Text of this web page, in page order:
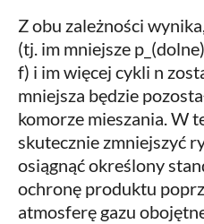
Z obu zależności
(tj. im mniejsze
f) i im więcej cykli n
mniejsza będzie
komorze mieszania. W
skutecznie zmniejszyć
osiągnąć określony
ochronę produktu
atmosferę gazu